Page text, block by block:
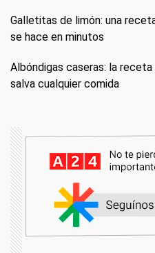
Galletitas de limón: una
se hace en minutos
Albóndigas caseras: la
salva cualquier comida